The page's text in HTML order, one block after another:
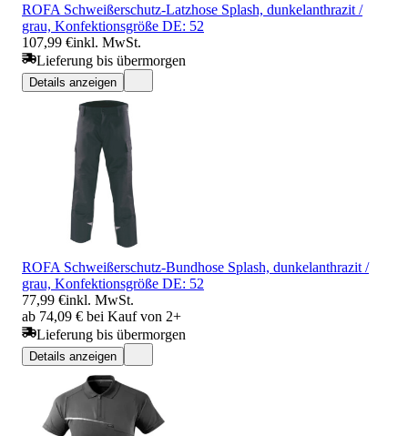
ROFA Schweißerschutz-Latzhose Splash, dunkelanthrazit /
grau, Konfektionsgröße DE: 52
107,99 €inkl. MwSt.
Lieferung bis übermorgen
Details anzeigen
ROFA Schweißerschutz-Bundhose Splash, dunkelanthrazit /
grau, Konfektionsgröße DE: 52
77,99 €inkl. MwSt.
ab 74,09 € bei Kauf von 2+
Lieferung bis übermorgen
Details anzeigen